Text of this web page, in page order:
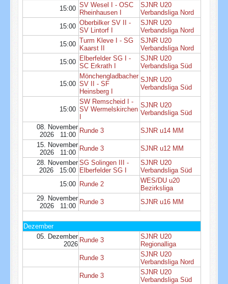
15:00 SV Wesel I - OSC
Rheinhausen I
SJNR U20
Verbandsliga Nord
15:00 Oberbilker SV II -
SV Lintorf I
SJNR U20
Verbandsliga Nord
15:00 Turm Kleve I - SG
Kaarst II
SJNR U20
Verbandsliga Nord
15:00 Elberfelder SG I -
SC Erkrath I
SJNR U20
Verbandsliga Süd
15:00
Mönchengladbacher
SV II - SF
Heinsberg I
SJNR U20
Verbandsliga Süd
15:00
SW Remscheid I -
SV Wermelskirchen
I
SJNR U20
Verbandsliga Süd
08. November
2026 11:00
Runde 3
SJNR u14 MM
15. November
2026 11:00
Runde 3
SJNR u12 MM
28. November
2026 15:00
SG Solingen III -
Elberfelder SG I
SJNR U20
Verbandsliga Süd
15:00 Runde 2
WES/DU u20
Bezirksliga
29. November
2026 11:00
Runde 3 SJNR u16 MM
Dezember
05. Dezember
2026
Runde 3
SJNR U20
Regionalliga
Runde 3
SJNR U20
Verbandsliga Nord
Runde 3
SJNR U20
Verbandsliga Süd